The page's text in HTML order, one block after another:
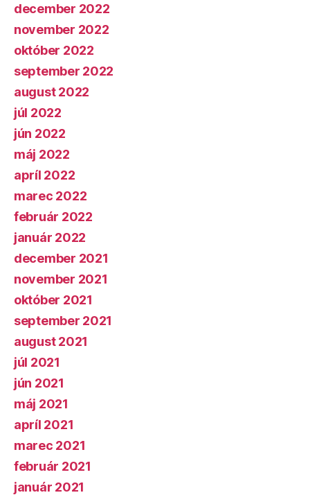
december 2022
november 2022
október 2022
september 2022
august 2022
júl 2022
jún 2022
máj 2022
apríl 2022
marec 2022
február 2022
január 2022
december 2021
november 2021
október 2021
september 2021
august 2021
júl 2021
jún 2021
máj 2021
apríl 2021
marec 2021
február 2021
január 2021